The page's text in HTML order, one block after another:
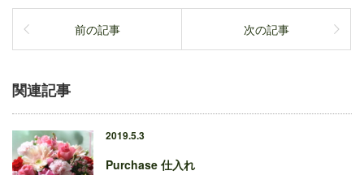
前の記事 次の記事
関連記事
2019.5.3
Purchase 仕入れ